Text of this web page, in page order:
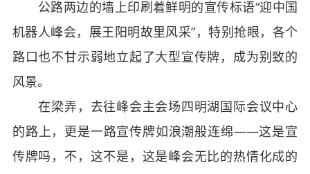
公路两边的墙上印刷着鲜明的宣传标语“迎中国
机器人峰会，展王阳明故里风采”，特别抢眼，各个
路口也不甘示弱地立起了大型宣传牌，成为别致的
风景。
在梁弄，去往峰会主会场四明湖国际会议中心
的路上，更是一路宣传牌如浪潮般连绵——这是宣
传牌吗，不，这不是，这是峰会无比的热情化成的